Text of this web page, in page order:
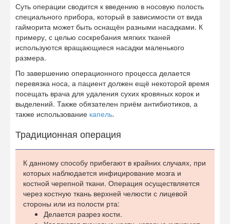
Суть операции сводится к введению в носовую полость
специального прибора, который в зависимости от вида
гайморита может быть оснащён разными насадками. К
примеру, с целью соскребания мягких тканей
используются вращающиеся насадки маленького
размера.
По завершению операционного процесса делается
перевязка носа, а пациент должен ещё некоторой время
посещать врача для удаления сухих кровяных корок и
выделений. Также обязателен приём антибиотиков, а
также использование капель.
Традиционная операция
К данному способу прибегают в крайних случаях, при
которых наблюдается инфицирование мозга и
костной черепной ткани. Операция осуществляется
через костную ткань верхней челюсти с лицевой
стороны или из полости рта:
Делается разрез кости.